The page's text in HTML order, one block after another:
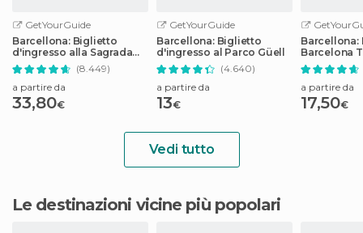
GetYourGuide
Barcellona: Biglietto
d'ingresso alla Sagrada
Familia con audioguida
(8.449)
a partire da
33,80€
GetYourGuide
Barcellona: Biglietto
d'ingresso al Parco Güell
(4.640)
a partire da
13€
Barcellona:
Barcelona
i mezzi
a partire da
17,50€
Vedi tutto
Le destinazioni vicine più popolari